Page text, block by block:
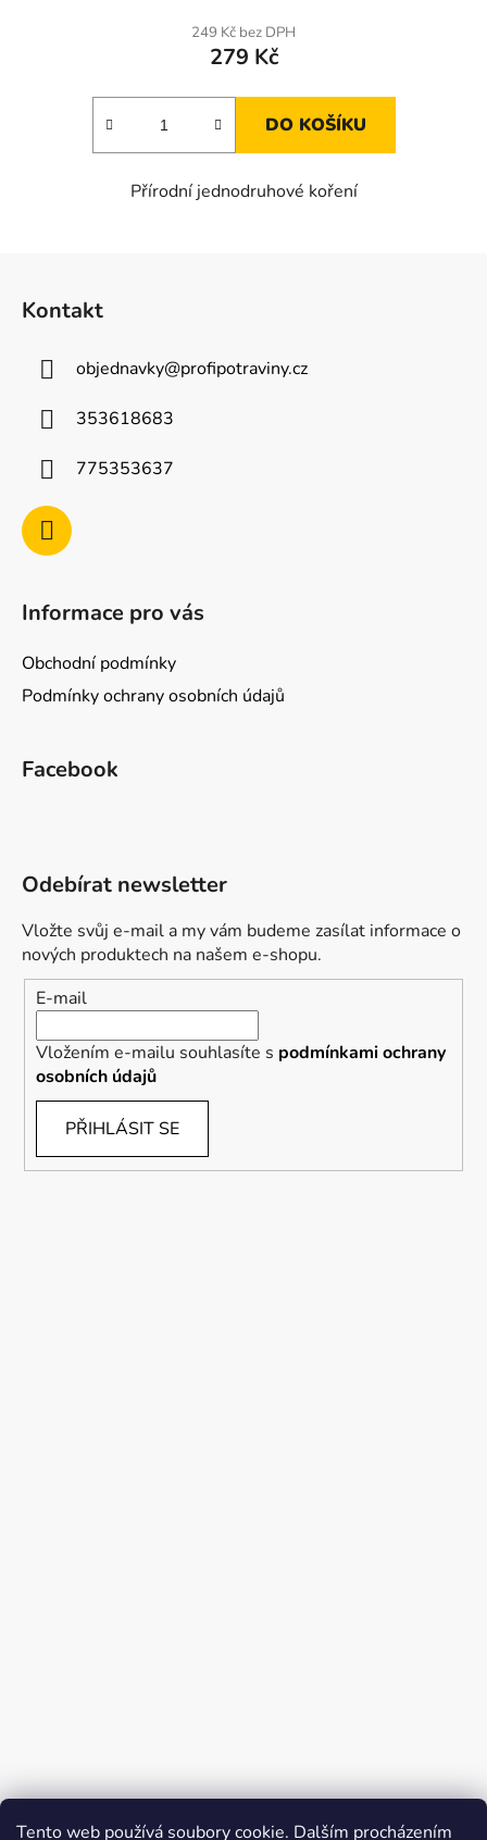
Tento web používá soubory cookie. Dalším procházením
249 Kč bez DPH
279 Kč
DO KOŠÍKU
Přírodní jednodruhové koření
Kontakt
objednavky@profipotraviny.cz
353618683
775353637
Informace pro vás
Obchodní podmínky
Podmínky ochrany osobních údajů
Facebook
Odebírat newsletter
Vložte svůj e-mail a my vám budeme zasílat informace o
nových produktech na našem e-shopu.
E-mail
Vložením e-mailu souhlasíte s podmínkami ochrany
osobních údajů
PŘIHLÁSIT SE